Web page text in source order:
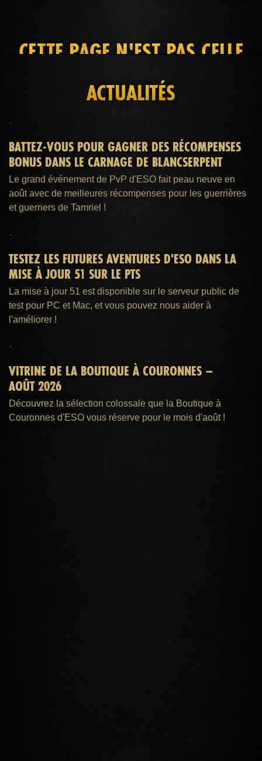
CETTE PAGE N'EST PAS CELLE
QUE VOUS RECHERCHEZ
ADHÉSION ESO PLUS™
ACTUALITÉS
BATTEZ-VOUS POUR GAGNER DES RÉCOMPENSES
BONUS DANS LE CARNAGE DE BLANCSERPENT
Le grand événement de PvP d'ESO fait peau neuve en
août avec de meilleures récompenses pour les guerrières
et guerriers de Tamriel !
TESTEZ LES FUTURES AVENTURES D'ESO DANS LA
MISE À JOUR 51 SUR LE PTS
La mise à jour 51 est disponible sur le serveur public de
test pour PC et Mac, et vous pouvez nous aider à
l'améliorer !
VITRINE DE LA BOUTIQUE À COURONNES –
AOÛT 2026
Découvrez la sélection colossale que la Boutique à
Couronnes d'ESO vous réserve pour le mois d'août !